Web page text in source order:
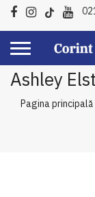
Ashley
Pagina principală